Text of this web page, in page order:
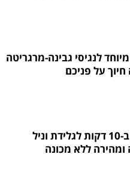
לנגיסי גבינה-מרגריטה
על פניכם
מתכון ב-10 דקות לגלידת וניל
ללא מכונה